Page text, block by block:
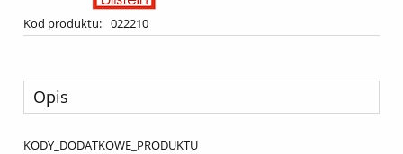
Kod produktu: 022210
Opis
KODY_DODATKOWE_PRODUKTU